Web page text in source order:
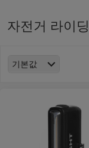
자전거 라이딩
기본값